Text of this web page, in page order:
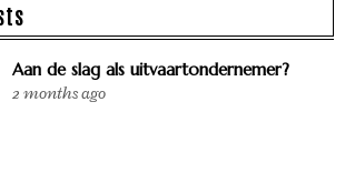
Aan de slag als uitvaartondernemer?
2 months ago